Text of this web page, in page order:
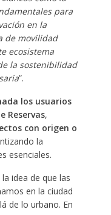
para
en la
de movilidad
ecosistema
la sostenibilidad
”.
los usuarios
Reservas,
con origen o
la
esenciales.
idea de que las
en la ciudad
de lo urbano. En